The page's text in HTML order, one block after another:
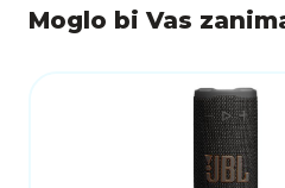
kontrolu nad zvučnikom.
EQ postavke, nadograditi
slušanja. U kombinaciji s
5.4 tehnologijom,
AURACAST
Moglo bi Vas